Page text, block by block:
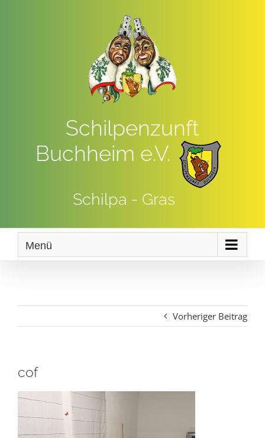
Schilpenzunft
Buchheim e.V.
Schilpa - Gras
Menü
Vorheriger Beitrag
cof